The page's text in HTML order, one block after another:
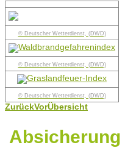
© Deutscher Wetterdienst, (DWD)
© Deutscher Wetterdienst, (DWD)
© Deutscher Wetterdienst, (DWD)
ZurückVorÜbersicht